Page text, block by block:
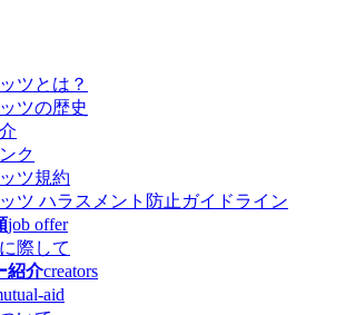
ツとは？
ツの歴史
ク
ツ規約
ツ ハラスメント防止ガイドライン
job offer
際して
紹介creators
aid